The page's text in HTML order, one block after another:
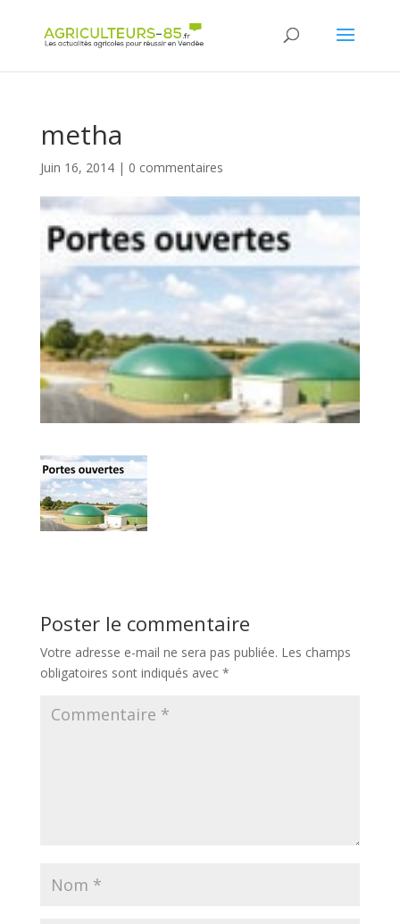
metha
Juin 16, 2014| 0 commentaires
Poster le commentaire
Votre adresse e-mail ne sera pas publiée. Les champs
obligatoires sont indiqués avec *